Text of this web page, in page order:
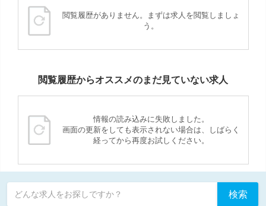
閲覧履歴がありません。まずは求人を閲覧しましょ
う。
閲覧履歴からオススメのまだ見ていない求人
情報の読み込みに失敗しました。
画面の更新をしても表示されない場合は、しばらく
経ってから再度お試しください。
どんな求人をお探しですか？ 検索